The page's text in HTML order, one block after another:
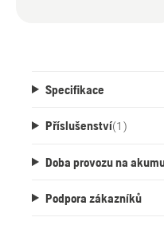
Specifikace
Příslušenství(1 )
Doba provozu na
Podpora zákazníků